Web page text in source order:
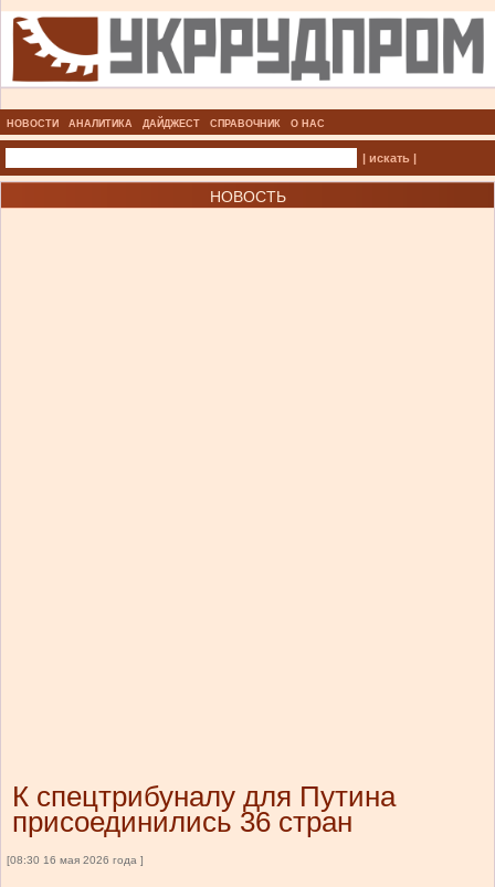
НОВОСТИ АНАЛИТИКА ДАЙДЖЕСТ СПРАВОЧНИК О НАС
| искать |
НОВОСТЬ
К спецтрибуналу для Путина
присоединились 36 стран
[08:30 16 мая 2026 года ]